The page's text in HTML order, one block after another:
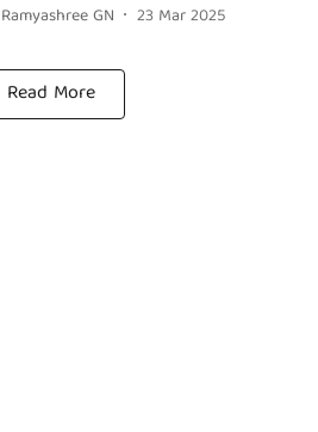
Ramyashree GN 23 Mar 2025
Read More